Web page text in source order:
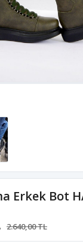
Erkek Bot
2.640,00 TL